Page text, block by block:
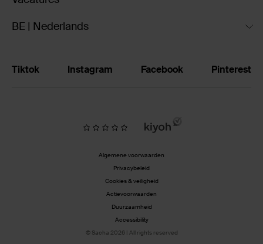
BE | Nederlands
Tiktok Instagram Facebook Pinterest
Algemene voorwaarden
Privacybeleid
Cookies & veiligheid
Actievoorwaarden
Duurzaamheid
Accessibility
© Sacha 2026 | All rights reserved